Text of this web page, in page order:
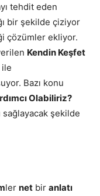
tehdit eden
bir şekilde çiziyor
çözümler ekliyor.
Kendin Keşfet
ile
Bazı konu
Olabiliriz?
sağlayacak şekilde
ler net bir anlatı